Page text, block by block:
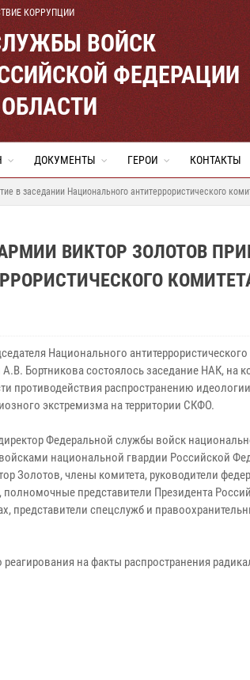
КОРРУПЦИИ
ВОЙСК
ФЕДЕРАЦИИ
ДОКУМЕНТЫ ГЕРОИ КОНТАКТЫ
в заседании Национального антитеррористического
ВИКТОР ЗОЛОТОВ
Национального антитеррористического
Бортникова состоялось заседание НАК, на
противодействия распространению идеологии
экстремизма на территории СКФО.
Федеральной службы войск
национальной гвардии Российской
Золотов, члены комитета, руководители
представители Президента
представители спецслужб и
на факты распространения